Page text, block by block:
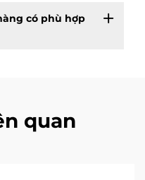
có phù hợp
quan